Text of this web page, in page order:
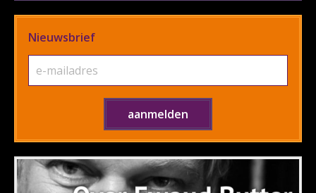
Nieuwsbrief